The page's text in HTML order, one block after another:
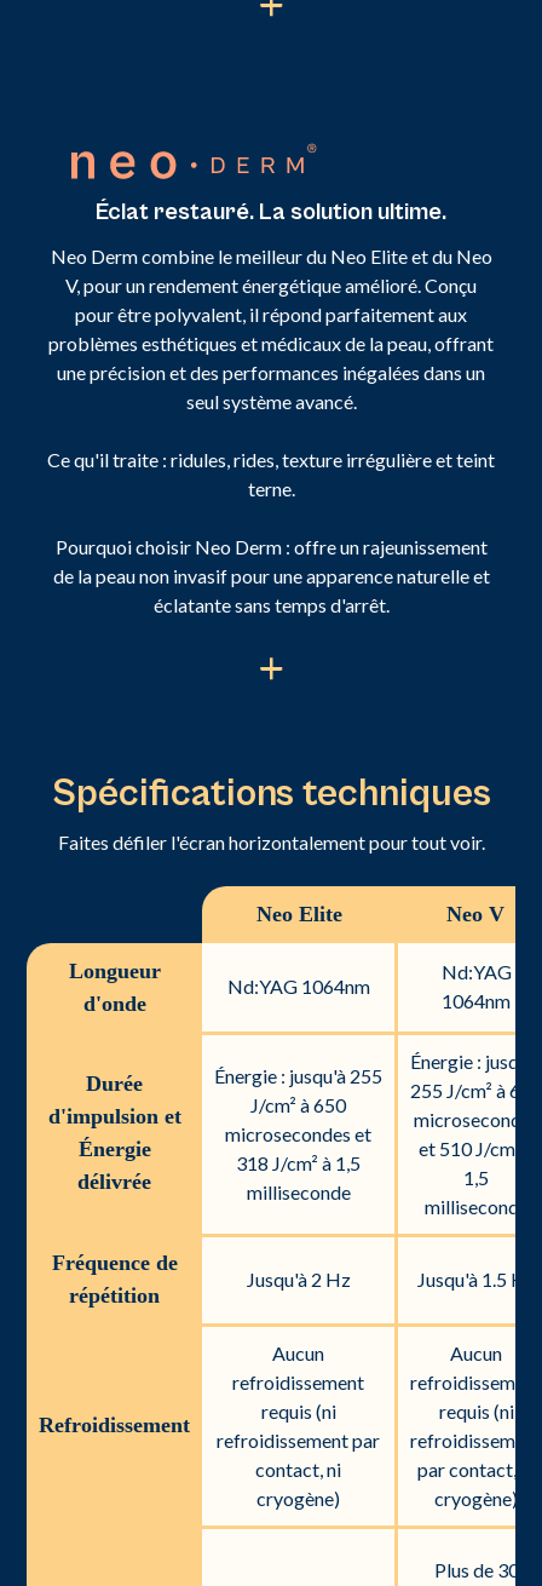
Éclat restauré. La solution ultime.
Neo Derm combine le meilleur du Neo Elite et du Neo
V, pour un rendement énergétique amélioré. Conçu
pour être polyvalent, il répond parfaitement aux
problèmes esthétiques et médicaux de la peau, offrant
une précision et des performances inégalées dans un
seul système avancé.
Ce qu'il traite : ridules, rides, texture irrégulière et teint
terne.
Pourquoi choisir Neo Derm : offre un rajeunissement
de la peau non invasif pour une apparence naturelle et
éclatante sans temps d'arrêt.
Spécifications techniques
Faites défiler l'écran horizontalement pour tout voir.
Neo Elite Neo V
Longueur
d'onde
Nd:YAG 1064nm
Nd:YAG
1064nm
Durée
d'impulsion et
Énergie
délivrée
Énergie : jusqu'à 255
J/cm² à 650
microsecondes et
318 J/cm² à 1,5
milliseconde
Énergie : jusqu'à
255 J/cm² à 650
microsecondes
et 510 J/cm² à
1,5
milliseconde
Fréquence de
répétition
Jusqu'à 2 Hz Jusqu'à 1.5 Hz
Refroidissement
Aucun
refroidissement
requis (ni
refroidissement par
contact, ni
cryogène)
Aucun
refroidissement
requis (ni
refroidissement
par contact, ni
cryogène)
Plus de 30